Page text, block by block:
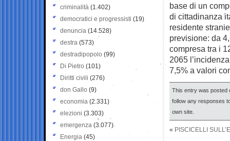
base di un
di cittadinanza
residente
previsione: da
compresa tra i
2065
7,5% a valori
This entry was posted
follow any responses
own site.
« PISCICELLI
criminalità (1.402)
democratici e progressisti (19)
denuncia (14.528)
destra (573)
destradipopolo (99)
Di Pietro (101)
Diritti civili (276)
don Gallo (9)
economia (2.331)
elezioni (3.303)
emergenza (3.077)
Energia (45)